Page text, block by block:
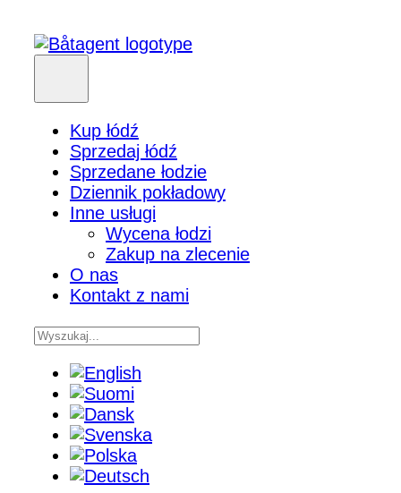
Kup łódź
Sprzedaj łódź
Sprzedane łodzie
Dziennik pokładowy
Inne usługi
Wycena łodzi
Zakup na zlecenie
O nas
Kontakt z nami